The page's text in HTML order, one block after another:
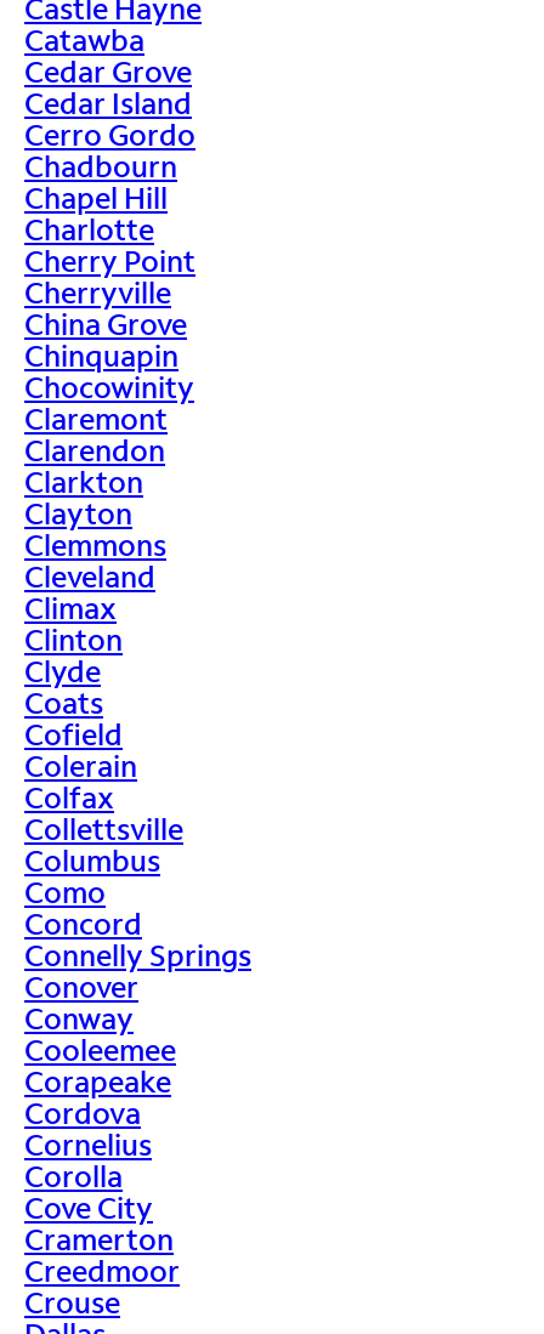
Castle Hayne
Catawba
Cedar Grove
Cedar Island
Cerro Gordo
Chadbourn
Chapel Hill
Charlotte
Cherry Point
Cherryville
China Grove
Chinquapin
Chocowinity
Claremont
Clarendon
Clarkton
Clayton
Clemmons
Cleveland
Climax
Clinton
Clyde
Coats
Cofield
Colerain
Colfax
Collettsville
Columbus
Como
Concord
Connelly Springs
Conover
Conway
Cooleemee
Corapeake
Cordova
Cornelius
Corolla
Cove City
Cramerton
Creedmoor
Crouse